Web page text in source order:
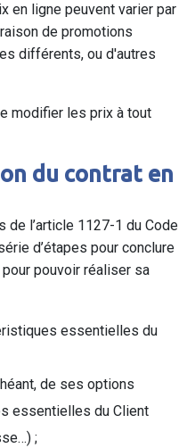
en ligne peuvent varier par
de promotions
différents, ou d'autres
modifier les prix à tout
du contrat en
l’article 1127-1 du Code
d’étapes pour conclure
pouvoir réaliser sa
essentielles du
de ses options
essentielles du Client
;